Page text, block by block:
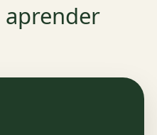
aprender